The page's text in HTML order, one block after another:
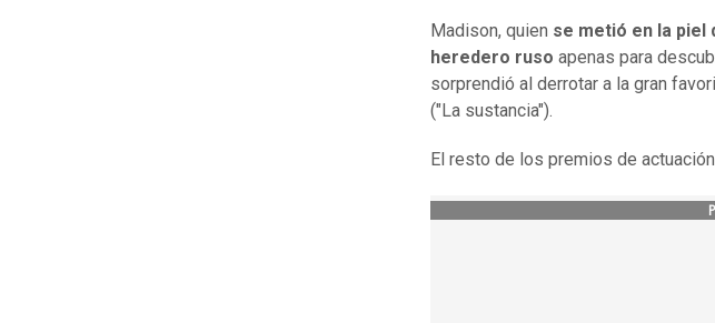
Madison, quien se metió en la piel
heredero ruso apenas para
sorprendió al derrotar a la gran
("La sustancia").
El resto de los premios de